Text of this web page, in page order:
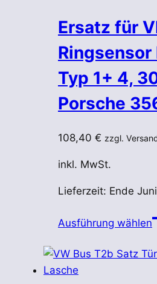
Ersatz für
Typ 1+ 4,
Porsche
108,40 € zzgl.
inkl. MwSt.
Lieferzeit: Ende
Ausführung wählen